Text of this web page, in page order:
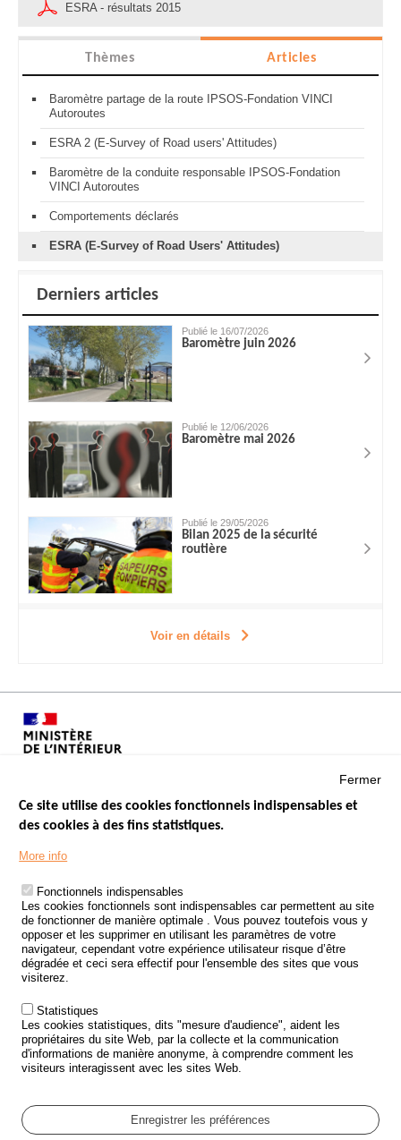
ESRA - résultats 2015
Thèmes Articles
Baromètre partage de la route IPSOS-Fondation VINCI
Autoroutes
ESRA 2 (E-Survey of Road users' Attitudes)
Baromètre de la conduite responsable IPSOS-Fondation
VINCI Autoroutes
Comportements déclarés
ESRA (E-Survey of Road Users' Attitudes)
Derniers articles
Publié le 16/07/2026
Baromètre juin 2026
Publié le 12/06/2026
Baromètre mai 2026
Publié le 29/05/2026
Bilan 2025 de la sécurité
routière
Voir en détails
Menu
Footer
LES SITES PUBLICS
ÉTAT DE L’INSÉCURITÉ ROUTIÈRE
TRAITEMENT DES DONNÉES PERSONNELLES DES ACCIDENTS DE
LA ROUTE
ETUDES ET RECHERCHES
APPEL À PROJETS
POLITIQUE DE SÉCURITÉ ROUTIÈRE
Outils
AGENDA
GLOSSAIRE
Cookie settings
Fermer
Ce site utilise des cookies fonctionnels indispensables et
des cookies à des fins statistiques.
More info
Fonctionnels indispensables
Les cookies fonctionnels sont indispensables car permettent au site
de fonctionner de manière optimale . Vous pouvez toutefois vous y
opposer et les supprimer en utilisant les paramètres de votre
navigateur, cependant votre expérience utilisateur risque d’être
dégradée et ceci sera effectif pour l'ensemble des sites que vous
visiterez.
Statistiques
Les cookies statistiques, dits "mesure d'audience", aident les
propriétaires du site Web, par la collecte et la communication
d'informations de manière anonyme, à comprendre comment les
visiteurs interagissent avec les sites Web.
Enregistrer les préférences